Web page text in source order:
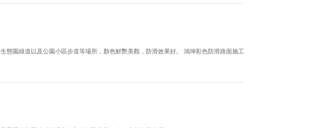
態園綠道以及公園小區步道等場所，顏色鮮艷美觀，防滑效果好。 鴻坤彩色防滑路面施工